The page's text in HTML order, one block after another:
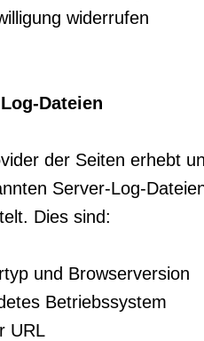
widerrufen
Dateien
der Seiten erhebt
Server-Log-
Dies sind:
und Browserversion
Betriebssystem
URL